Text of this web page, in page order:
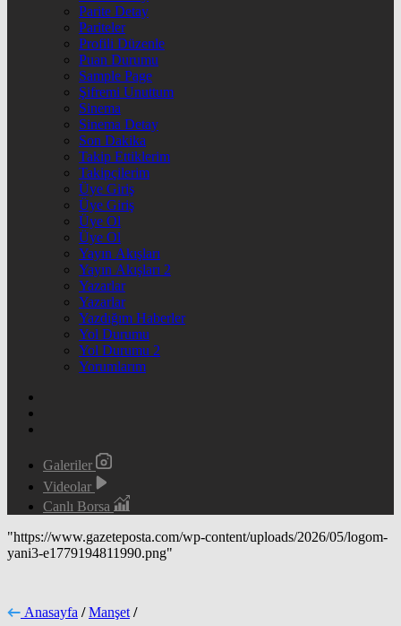
Parite Detay
Pariteler
Profili Düzenle
Puan Durumu
Sample Page
Şifremi Unuttum
Sinema
Sinema Detay
Son Dakika
Takip Ettiklerim
Takipçilerim
Üye Giriş
Üye Giriş
Üye Ol
Üye Ol
Yayın Akışları
Yayın Akışları 2
Yazarlar
Yazarlar
Yazdığım Haberler
Yol Durumu
Yol Durumu 2
Yorumlarım
Galeriler
Videolar
Canlı Borsa
"https://www.gazeteposta.com/wp-content/uploads/2026/05/logom-
yani3-e1779194811990.png"
Anasayfa / Manşet /